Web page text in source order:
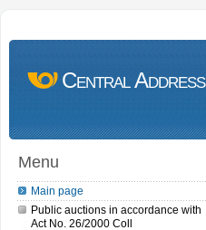
Central Address
Menu
Main page
Public auctions in accordance with
Act No. 26/2000 Coll